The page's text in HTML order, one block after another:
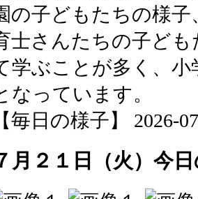
の子どもたちの様
士さんたちの子ど
学ぶことが多く、
なっています。
【毎日の様子】 2026-
月２１日（火）今